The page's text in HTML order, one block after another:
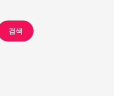
검색